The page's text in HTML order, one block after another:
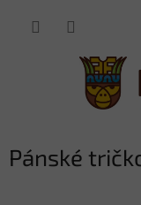
Pánské